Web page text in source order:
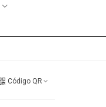
Código QR